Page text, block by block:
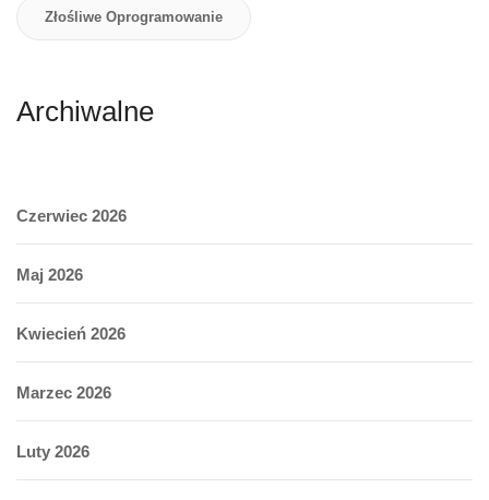
Złośliwe Oprogramowanie
Archiwalne
Czerwiec 2026
Maj 2026
Kwiecień 2026
Marzec 2026
Luty 2026